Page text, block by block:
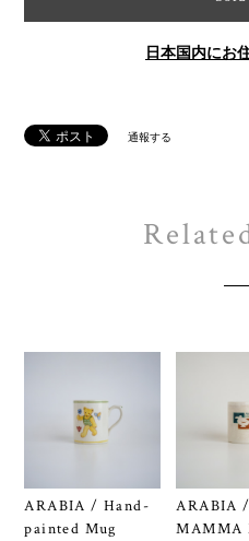
日本国内にお
通報する
ARABIA / Hand-
painted Mug
ARABIA
MAMMA